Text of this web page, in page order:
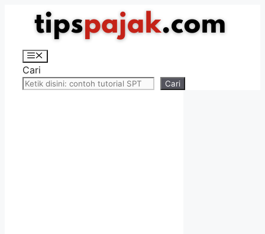
Langsung
Menu
Cari
Cari